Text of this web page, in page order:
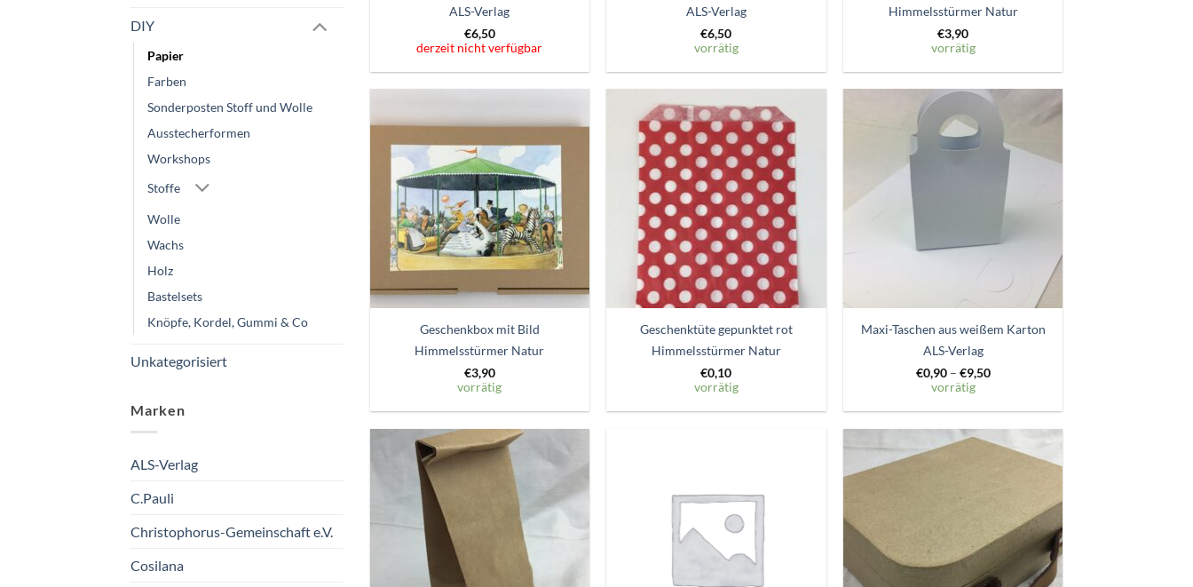
DIY
Papier
Farben
Sonderposten Stoff und Wolle
Ausstecherformen
Workshops
Stoffe
Wolle
Wachs
Holz
Bastelsets
Knöpfe, Kordel, Gummi & Co
Unkategorisiert
Marken
ALS-Verlag
C.Pauli
Christophorus-Gemeinschaft e.V.
Cosilana
ALS-Verlag
€6,50
derzeit nicht verfügbar
ALS-Verlag
€6,50
vorrätig
Himmelsstürmer Natur
€3,90
vorrätig
Wunschzettel
hinzufügen
Geschenkbox mit Bild
Himmelsstürmer Natur
€3,90
vorrätig
Zum
Wunschzettel
hinzufügen
Geschenktüte gepunktet rot
Himmelsstürmer Natur
€0,10
vorrätig
Wunschzettel
hinzufügen
Maxi-Taschen aus weißem Karton
ALS-Verlag
€0,90– €9,50
vorrätig
Wunschzettel
hinzufügen
hinzufügen